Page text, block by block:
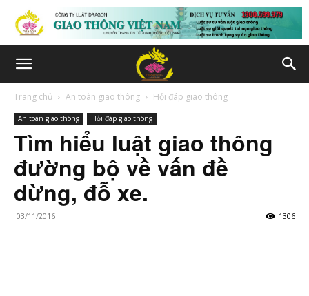
Trang chủ An toàn giao thông Hỏi đáp giao thông
An toàn giao thông Hỏi đáp giao thông
Tìm hiểu luật giao thông
đường bộ về vấn đề
dừng, đỗ xe.
03/11/2016 1306